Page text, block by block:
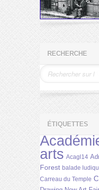
RECHERCHE
ÉTIQUETTES
arts Acagl14
Forest balade
Carreau du Temple